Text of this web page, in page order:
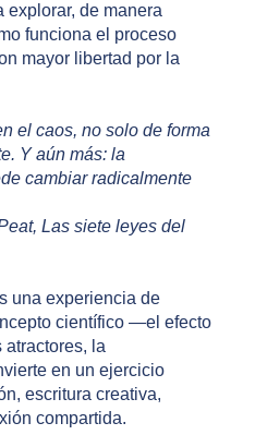
explorar, de manera
funciona el proceso
mayor libertad por la
el caos, no solo de forma
Y aún más: la
cambiar radicalmente
Las siete leyes del
una experiencia de
científico —el efecto
atractores, la
en un ejercicio
escritura creativa,
compartida.